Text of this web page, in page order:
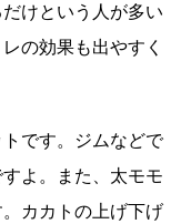
けという人が多い
の効果も出やすく
です。ジムなどで
よ。また、太モモ
カカトの上げ下げ